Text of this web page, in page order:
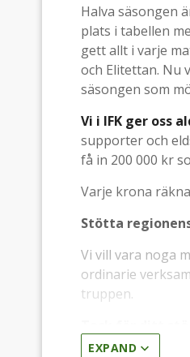
Halva säsongen
plats i tabellen
gett allt i varje
och Elitettan. Nu
säsongen som
Vi i IFK ger oss
supporter och
få in 200 000 kr
Varje krona
Stötta
Vi vill vara noga
ordinarie
truppen.
EXPAND